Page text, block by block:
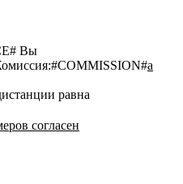
Вы
#COMMISSION#a
равна
согласен